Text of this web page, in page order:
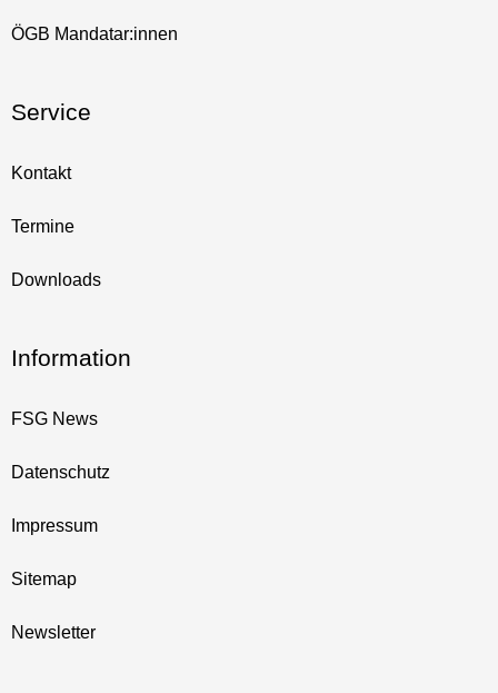
ÖGB Mandatar:innen
Service
Kontakt
Termine
Downloads
Information
FSG News
Datenschutz
Impressum
Sitemap
Newsletter